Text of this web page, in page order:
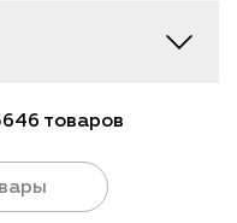
товаров